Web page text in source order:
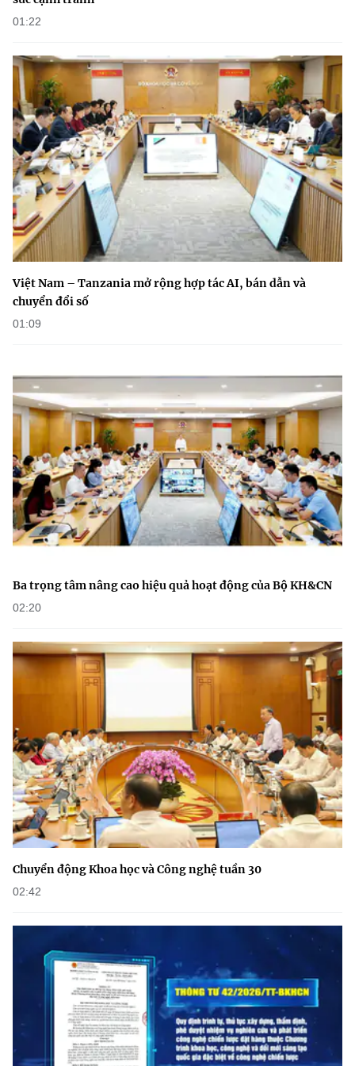
(Ghi rõ nguồn "https://mst.gov.vn" khi phát hành lại thông tin từ
website này)
01:22
Việt Nam – Tanzania mở rộng hợp tác AI, bán dẫn và
chuyển đổi số
01:09
Ba trọng tâm nâng cao hiệu quả hoạt động của Bộ KH&CN
02:20
Chuyển động Khoa học và Công nghệ tuần 30
02:42